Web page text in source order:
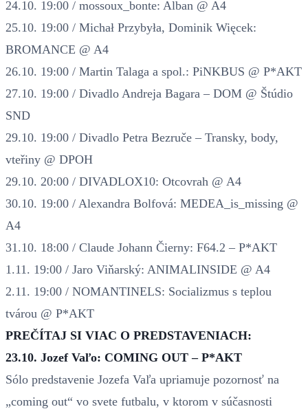
24.10. 19:00 / mossoux_bonte: Alban @ A4
25.10. 19:00 / Michał Przybyła, Dominik Więcek:
BROMANCE @ A4
26.10. 19:00 / Martin Talaga a spol.: PiNKBUS @ P*AKT
27.10. 19:00 / Divadlo Andreja Bagara – DOM @ Štúdio
SND
29.10. 19:00 / Divadlo Petra Bezruče – Transky, body,
vteřiny @ DPOH
29.10. 20:00 / DIVADLOX10: Otcovrah @ A4
30.10. 19:00 / Alexandra Bolfová: MEDEA_is_missing @
A4
31.10. 18:00 / Claude Johann Čierny: F64.2 – P*AKT
1.11. 19:00 / Jaro Viňarský: ANIMALINSIDE @ A4
2.11. 19:00 / NOMANTINELS: Socializmus s teplou
tvárou @ P*AKT
PREČÍTAJ SI VIAC O PREDSTAVENIACH:
23.10. Jozef Vaľo: COMING OUT – P*AKT
Sólo predstavenie Jozefa Vaľa upriamuje pozornosť na
„coming out“ vo svete futbalu, v ktorom v súčasnosti